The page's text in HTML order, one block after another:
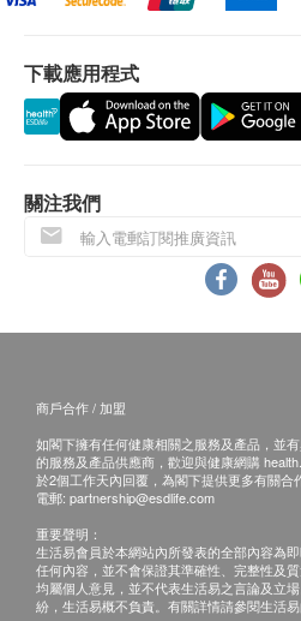
會延遲。
認。倘若健康網購
單上的貨品，健康網購
受該訂單，並且會於送貨
保用條款：
平行進口，7日有壞包換 (
如有任何爭議，Global
退換條款：
當顧客收取已訂購之貨品
有損毀情況，一經確認簽收
退換產品必須包裝完整，
或過期退回，供應商有權
如有其他損壞或遺漏查詢
正本，並於送貨後3個工
下載應用程式
關注我們
商戶合作 / 加盟
如閣下擁有任何健康相關之服務及產品，並
的服務及產品供應商，歡迎與健康網購
於2個工作天內回覆，為閣下提供更多有關合
電郵: partnership@esdlife.com
重要聲明：
生活易會員於本網站內所發表的全部內容為
任何內容，並不會保證其準確性、完整性及
均屬個人意見，並不代表生活易之言論及立
紛，生活易概不負責。有關詳情請參閱生活易